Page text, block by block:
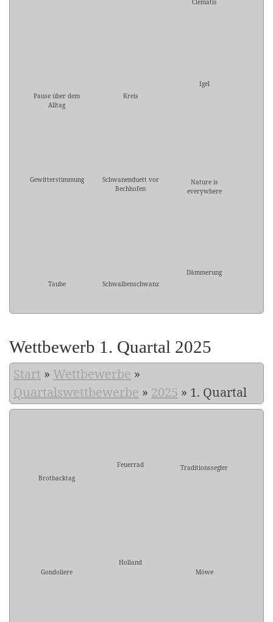
Clematis
Pause über dem
Alltag
Kreis
Igel
Gewitterstimmung
Schwanenduett vor
Bechhofen
Nature is
everywhere
Taube Schwalbenschwanz
Dämmerung
Wettbewerb 1. Quartal 2025
Start » Wettbewerbe »
Quartalswettbewerbe » 2025 » 1. Quartal
Brotbacktag
Feuerrad Traditionssegler
Gondoliere
Holland
Möwe